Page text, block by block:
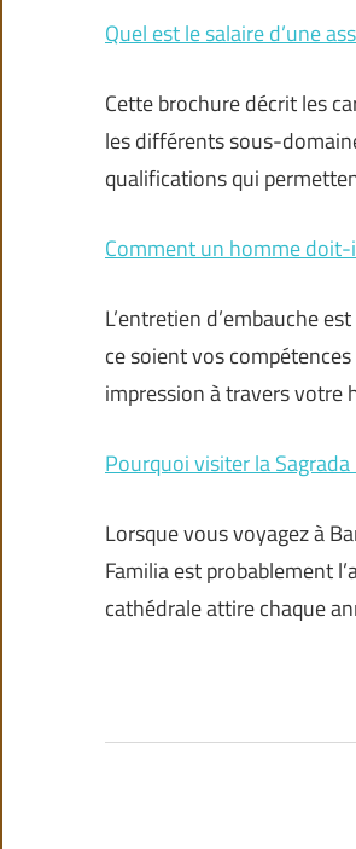
Quel est le salaire d’une
Cette brochure décrit les
les différents sous-
qualifications qui
Comment un homme doit-
L’entretien d’embauche
ce soient vos
impression à travers votre
Pourquoi visiter la
Lorsque vous voyagez à
Familia est probablement
cathédrale attire chaque